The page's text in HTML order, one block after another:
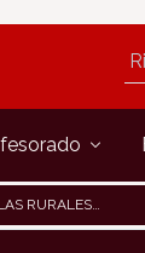
DE AUÑAMENDI